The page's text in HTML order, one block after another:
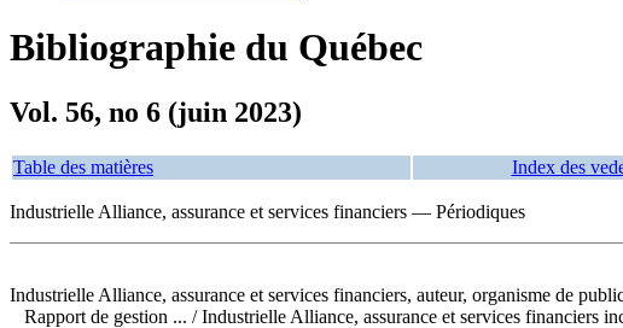
Bibliographie du Québec
Vol. 56, no 6 (juin 2023)
Table des matières Index des
Industrielle Alliance, assurance et services financiers — Périodiques
Industrielle Alliance, assurance et services financiers, auteur, organisme de
Rapport de gestion ... / Industrielle Alliance, assurance et services